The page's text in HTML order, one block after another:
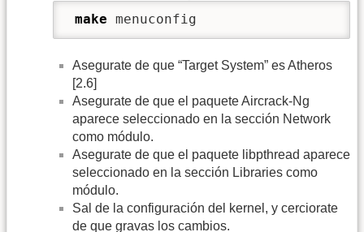
make menuconfig
Asegurate de que “Target System” es Atheros
[2.6]
Asegurate de que el paquete Aircrack-Ng
aparece seleccionado en la sección Network
como módulo.
Asegurate de que el paquete libpthread aparece
seleccionado en la sección Libraries como
módulo.
Sal de la configuración del kernel, y cerciorate
de que gravas los cambios.